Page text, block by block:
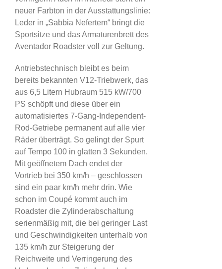
neuer Farbton in der Ausstattungslinie:
Leder in „Sabbia Nefertem“ bringt die
Sportsitze und das Armaturenbrett des
Aventador Roadster voll zur Geltung.
Antriebstechnisch bleibt es beim
bereits bekannten V12-Triebwerk, das
aus 6,5 Litern Hubraum 515 kW/700
PS schöpft und diese über ein
automatisiertes 7-Gang-Independent-
Rod-Getriebe permanent auf alle vier
Räder überträgt. So gelingt der Spurt
auf Tempo 100 in glatten 3 Sekunden.
Mit geöffnetem Dach endet der
Vortrieb bei 350 km/h – geschlossen
sind ein paar km/h mehr drin. Wie
schon im Coupé kommt auch im
Roadster die Zylinderabschaltung
serienmäßig mit, die bei geringer Last
und Geschwindigkeiten unterhalb von
135 km/h zur Steigerung der
Reichweite und Verringerung des